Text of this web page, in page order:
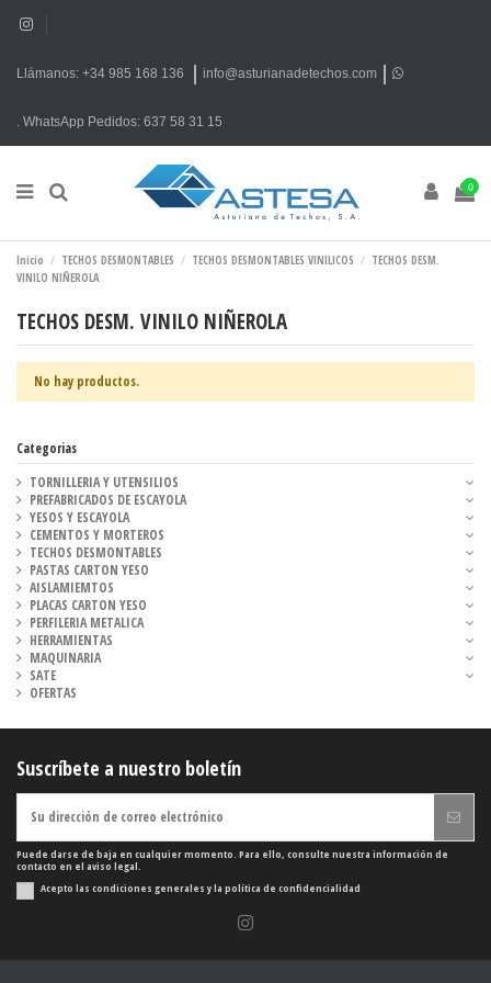
Llámanos: +34 985 168 136 info@asturianadetechos.com
. WhatsApp Pedidos: 637 58 31 15
0
Inicio TECHOS DESMONTABLES TECHOS DESMONTABLES VINILICOS
TECHOS DESM.
VINILO NIÑEROLA
TECHOS DESM. VINILO NIÑEROLA
No hay productos.
Categorias
TORNILLERIA Y UTENSILIOS
PREFABRICADOS DE ESCAYOLA
YESOS Y ESCAYOLA
CEMENTOS Y MORTEROS
TECHOS DESMONTABLES
PASTAS CARTON YESO
AISLAMIEMTOS
PLACAS CARTON YESO
PERFILERIA METALICA
HERRAMIENTAS
MAQUINARIA
SATE
OFERTAS
Suscríbete a nuestro boletín
Puede darse de baja en cualquier momento. Para ello, consulte nuestra información de
contacto en el aviso legal.
Acepto las condiciones generales y la política de confidencialidad